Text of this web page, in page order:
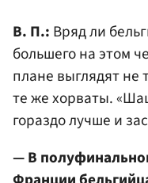
В. П.: Вряд ли
большего на этом
плане выглядят
те же хорваты.
гораздо лучше и
— В